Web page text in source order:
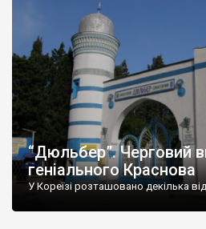
“Дюльбер”. Черговий
геніального Краснова
У Кореїзі розташовано декілька